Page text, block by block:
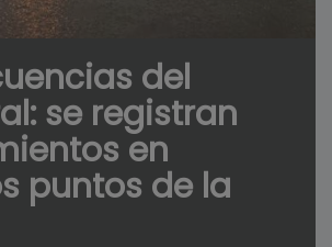
del
se registran
en
puntos de la